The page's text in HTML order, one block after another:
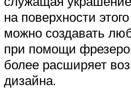
на поверхности
можно создавать
при помощи
более расширяет
дизайна.